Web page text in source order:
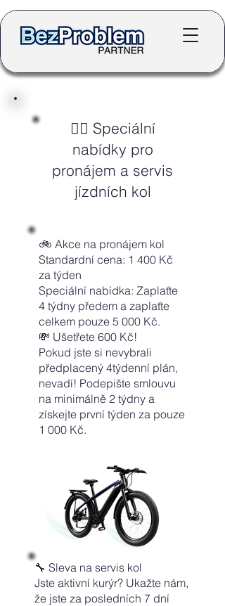
🚴‍♂️ Speciální
nabídky pro
pronájem a servis
jízdních kol
🚲 Akce na pronájem kol
Standardní cena: 1 400 Kč
za týden
Speciální nabídka: Zaplaťte
4 týdny předem a zaplaťte
celkem pouze 5 000 Kč.
💸 Ušetřete 600 Kč!
Pokud jste si nevybrali
předplacený 4týdenní plán,
nevadí! Podepište smlouvu
na minimálně 2 týdny a
získejte první týden za pouze
1 000 Kč.
🔧 Sleva na servis kol
Jste aktivní kurýr? Ukažte nám,
že jste za posledních 7 dní